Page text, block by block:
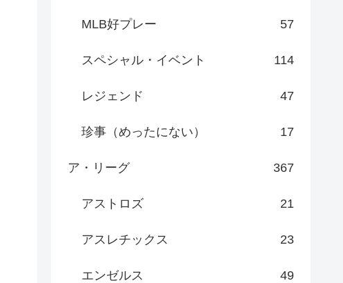
MLB好プレー 57
スペシャル・イベント 114
レジェンド 47
珍事（めったにない） 17
ア・リーグ 367
アストロズ 21
アスレチックス 23
エンゼルス 49